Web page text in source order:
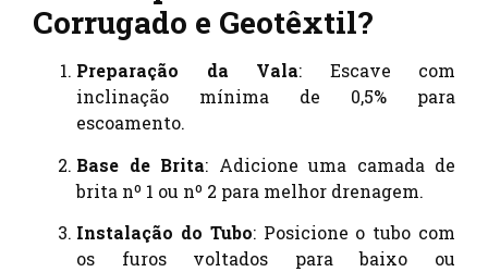
Corrugado e Geotêxtil?
Preparação da Vala: Escave com
inclinação mínima de 0,5% para
escoamento.
Base de Brita: Adicione uma camada de
brita nº 1 ou nº 2 para melhor drenagem.
Instalação do Tubo: Posicione o tubo com
os furos voltados para baixo ou